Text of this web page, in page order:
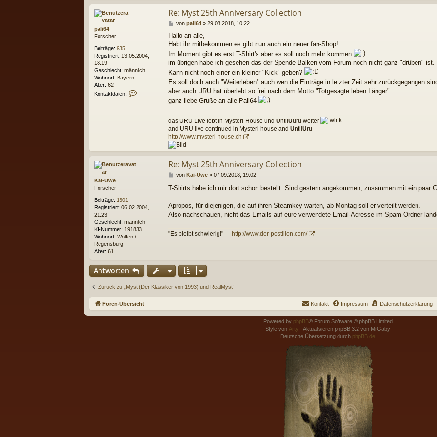
pali64
Forscher
Beiträge: 935
Registriert: 13.05.2004,
18:19
Geschlecht: männlich
Wohnort: Bayern
Alter: 62
Kontaktdaten:
a
a
i
6
Re: Myst 25th Anniversary Collection
B
i
t
r
g
von pali64» 29.08.2018, 10:22
Hallo an alle,
Habt ihr mitbekommen es gibt nun auch ein neuer fan-Shop!
Im Moment gibt es erst T-Shirt's aber es soll noch mehr kommen
im übrigen habe ich gesehen das der Spende-Balken vom Forum noch nicht ganz "drüben" ist.
Kann nicht noch einer ein kleiner "Kick" geben?
Es soll doch auch "Weiterleben" auch wen die Einträge in letzter Zeit sehr zurückgegangen
aber auch URU hat überlebt so frei nach dem Motto "Totgesagte leben Länger"
ganz liebe Grüße an alle Pali64
das URU Live lebt in Mysteri-House und UntilUuru weiter
and URU live continued in Mysteri-house and UntilUru
http://www.mysteri-house.ch
Kai-Uwe
Forscher
Beiträge: 1301
Registriert: 06.02.2004,
21:23
Geschlecht: männlich
KI-Nummer: 191833
Wohnort: Wolfen /
Regensburg
Alter: 61
Re: Myst 25th Anniversary Collection
B
i
r
g
von Kai-Uwe» 07.09.2018, 19:02
T-Shirts habe ich mir dort schon bestellt. Sind gestern angekommen, zusammen mit ein paar
Apropos, für diejenigen, die auf ihren Steamkey warten, ab Montag soll er verteilt werden.
Also nachschauen, nicht das Emails auf eure verwendete Email-Adresse im Spam-Ordner
"Es bleibt schwierig!" - - http://www.der-postillon.com/
Antworten
Zurück zu „Myst (Der Klassiker von 1993) und RealMyst“
Foren-Übersicht Datenschutzerklärung
Impressum
Kontakt
Powered by phpBB® Forum Software © phpBB Limited
Style von Arty - Aktualisieren phpBB 3.2 von MrGaby
Deutsche Übersetzung durch phpBB.de